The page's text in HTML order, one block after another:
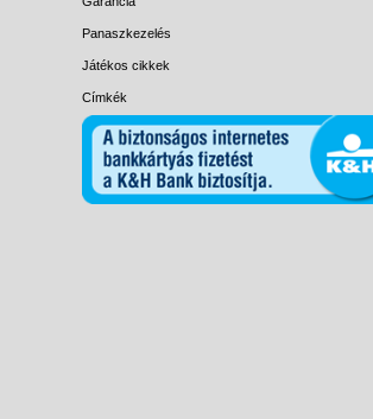
Panaszkezelés
Játékos cikkek
Címkék
Papírszínház
Pixelhobby